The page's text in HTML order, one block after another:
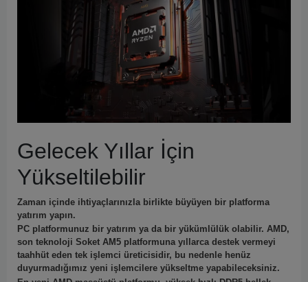
Gelecek Yıllar İçin
Yükseltilebilir
Zaman içinde ihtiyaçlarınızla birlikte büyüyen bir platforma
yatırım yapın.
PC platformunuz bir yatırım ya da bir yükümlülük olabilir. AMD,
son teknoloji Soket AM5 platformuna yıllarca destek vermeyi
taahhüt eden tek işlemci üreticisidir, bu nedenle henüz
duyurmadığımız yeni işlemcilere yükseltme yapabileceksiniz.